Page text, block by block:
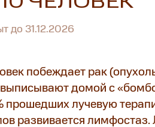
до 31.12.2026
побеждает рак
выписывают домой с
прошедших лучевую
развивается